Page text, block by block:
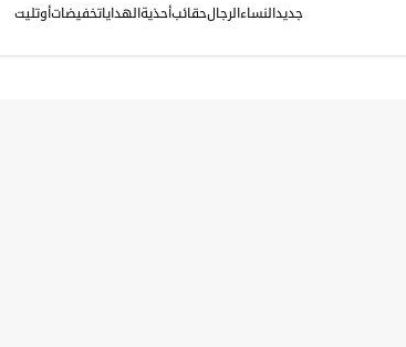
جديدالنساءالرجالحقائبأحذيةالهداياتخفيضاتأوتليت